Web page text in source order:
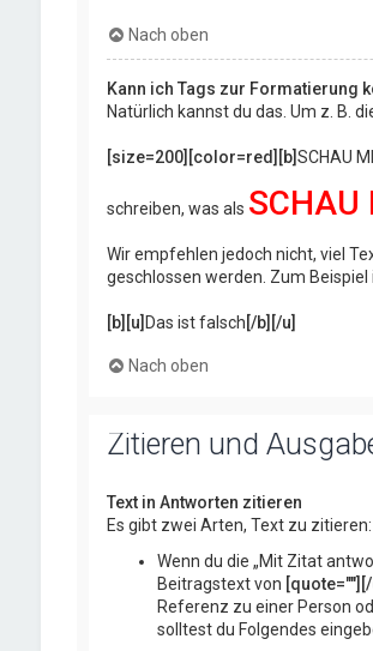
Nach oben
Kann ich Tags zur Formatierung
Natürlich kannst du das. Um z. B.
[size=200][color=red][b]SCHAU
schreiben, was als SCHAU
Wir empfehlen jedoch nicht, viel
geschlossen werden. Zum Beispiel
[b][u]Das ist falsch[/b][/u]
Nach oben
Zitieren und
Text in Antworten zitieren
Es gibt zwei Arten, Text zu
Wenn du die „Mit Zitat
Beitragstext von
Referenz zu einer Person
solltest du Folgendes